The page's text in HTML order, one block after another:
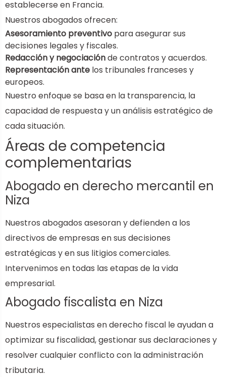
establecerse en Francia.
Nuestros abogados ofrecen:
Asesoramiento preventivo para asegurar sus
decisiones legales y fiscales.
Redacción y negociaciónde contratos y acuerdos.
Representación ante los tribunales franceses y
europeos.
Nuestro enfoque se basa en la transparencia, la
capacidad de respuesta y un análisis estratégico de
cada situación.
Áreas de competencia
complementarias
Abogado en derecho mercantil en
Niza
Nuestros abogados asesoran y defienden a los
directivos de empresas en sus decisiones
estratégicas y en sus litigios comerciales.
Intervenimos en todas las etapas de la vida
empresarial.
Abogado fiscalista en Niza
Nuestros especialistas en derecho fiscal le ayudan a
optimizar su fiscalidad, gestionar sus declaraciones y
resolver cualquier conflicto con la administración
tributaria.